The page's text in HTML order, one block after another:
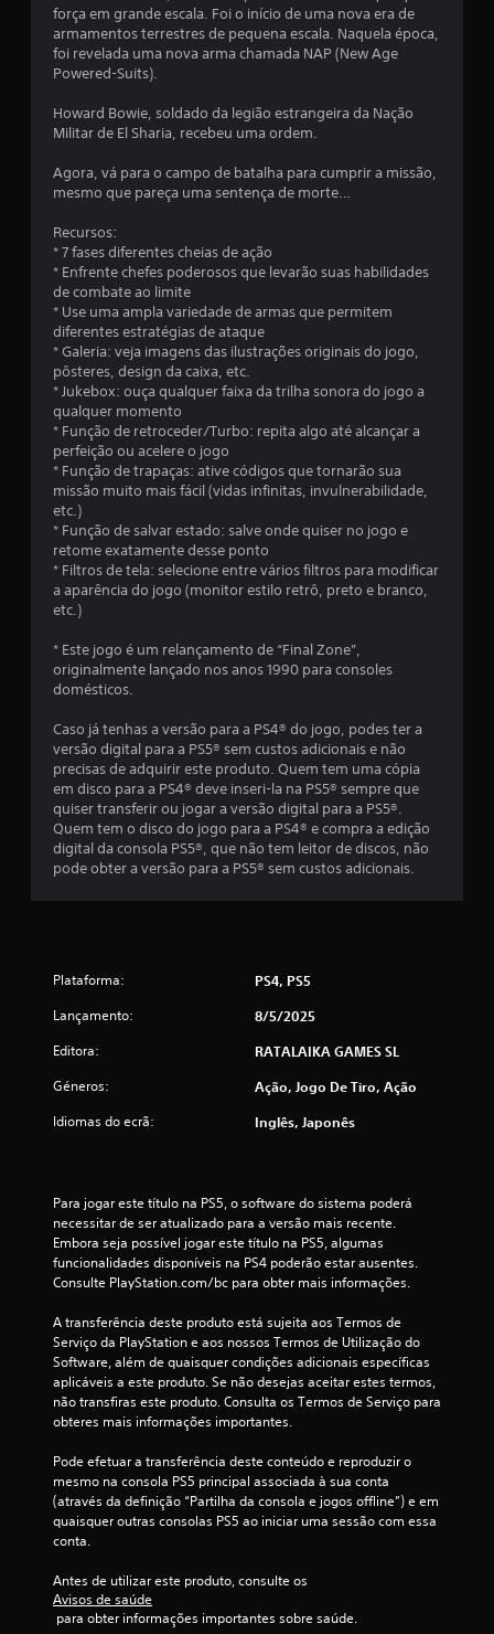
a
e
.
2
s
t
r
e
l
a
s
u
m
m
á
d
i
c
o
)
c
m
b
força em grande escala. Foi o início de uma nova era de
armamentos terrestres de pequena escala. Naquela época,
foi revelada uma nova arma chamada NAP (New Age
Powered-Suits).
Howard Bowie, soldado da legião estrangeira da Nação
Militar de El Sharia, recebeu uma ordem.
Agora, vá para o campo de batalha para cumprir a missão,
mesmo que pareça uma sentença de morte…
Recursos:
* 7 fases diferentes cheias de ação
* Enfrente chefes poderosos que levarão suas habilidades
de combate ao limite
* Use uma ampla variedade de armas que permitem
diferentes estratégias de ataque
* Galeria: veja imagens das ilustrações originais do jogo,
pôsteres, design da caixa, etc.
* Jukebox: ouça qualquer faixa da trilha sonora do jogo a
qualquer momento
* Função de retroceder/Turbo: repita algo até alcançar a
perfeição ou acelere o jogo
* Função de trapaças: ative códigos que tornarão sua
missão muito mais fácil (vidas infinitas, invulnerabilidade,
etc.)
* Função de salvar estado: salve onde quiser no jogo e
retome exatamente desse ponto
* Filtros de tela: selecione entre vários filtros para modificar
a aparência do jogo (monitor estilo retrô, preto e branco,
etc.)
* Este jogo é um relançamento de “Final Zone”,
originalmente lançado nos anos 1990 para consoles
domésticos.
Caso já tenhas a versão para a PS4® do jogo, podes ter a
versão digital para a PS5® sem custos adicionais e não
precisas de adquirir este produto. Quem tem uma cópia
em disco para a PS4® deve inseri-la na PS5® sempre que
quiser transferir ou jogar a versão digital para a PS5®.
Quem tem o disco do jogo para a PS4® e compra a edição
digital da consola PS5®, que não tem leitor de discos, não
pode obter a versão para a PS5® sem custos adicionais.
Plataforma: PS4, PS5
Lançamento: 8/5/2025
Editora: RATALAIKA GAMES SL
Géneros: Ação, Jogo De Tiro, Ação
Idiomas do ecrã: Inglês, Japonês
Para jogar este título na PS5, o software do sistema poderá
necessitar de ser atualizado para a versão mais recente.
Embora seja possível jogar este título na PS5, algumas
funcionalidades disponíveis na PS4 poderão estar ausentes.
Consulte PlayStation.com/bc para obter mais informações.
A transferência deste produto está sujeita aos Termos de
Serviço da PlayStation e aos nossos Termos de Utilização do
Software, além de quaisquer condições adicionais específicas
aplicáveis a este produto. Se não desejas aceitar estes termos,
não transfiras este produto. Consulta os Termos de Serviço para
obteres mais informações importantes.
Pode efetuar a transferência deste conteúdo e reproduzir o
mesmo na consola PS5 principal associada à sua conta
(através da definição “Partilha da consola e jogos offline”) e em
quaisquer outras consolas PS5 ao iniciar uma sessão com essa
conta.
Antes de utilizar este produto, consulte os
Avisos de saúde
para obter informações importantes sobre saúde.